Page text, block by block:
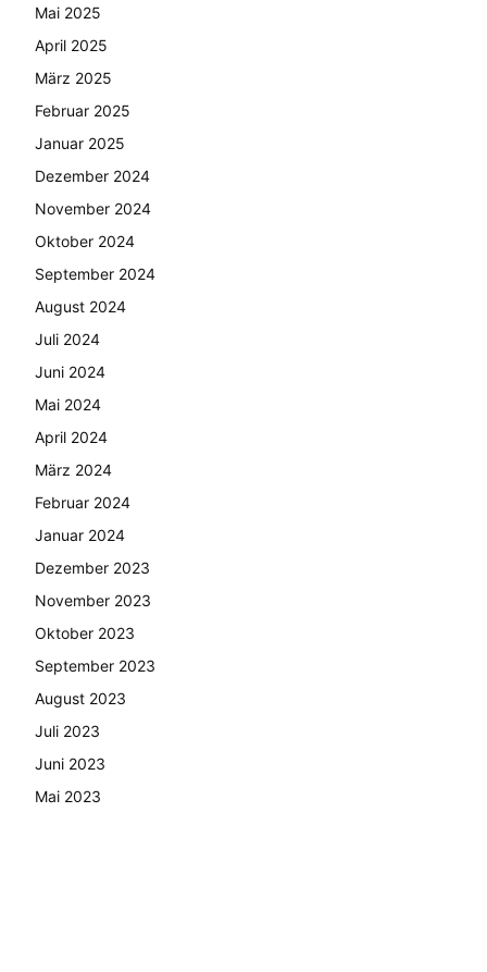
Mai 2025
April 2025
März 2025
Februar 2025
Januar 2025
Dezember 2024
November 2024
Oktober 2024
September 2024
August 2024
Juli 2024
Juni 2024
Mai 2024
April 2024
März 2024
Februar 2024
Januar 2024
Dezember 2023
November 2023
Oktober 2023
September 2023
August 2023
Juli 2023
Juni 2023
Mai 2023